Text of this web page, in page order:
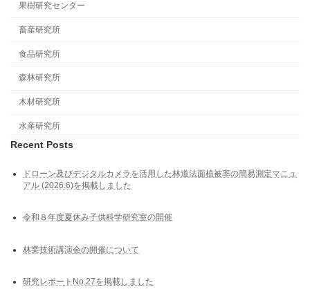
果樹研究センター
畜産研究所
食品研究所
森林研究所
木材研究所
水産研究所
Recent Posts
ドローン及びデジタルカメラを活用した林道法⾯植被率の簡易測定マニュ
アル (2026.6)を掲載しました
令和８年度夏休み子供科学研究室の開催
林業技術講演会の開催について
研究レポートNo.27を掲載しました